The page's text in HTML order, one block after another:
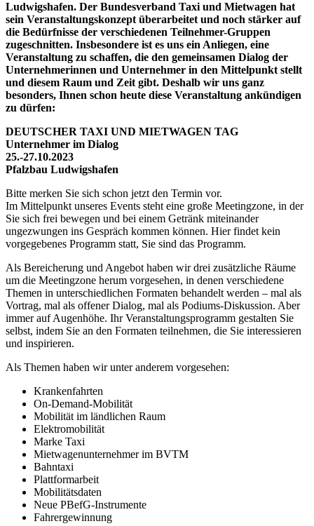
Ludwigshafen. Der Bundesverband Taxi und Mietwagen hat
sein Veranstaltungskonzept überarbeitet und noch stärker auf
die Bedürfnisse der verschiedenen Teilnehmer-Gruppen
zugeschnitten. Insbesondere ist es uns ein Anliegen, eine
Veranstaltung zu schaffen, die den gemeinsamen Dialog der
Unternehmerinnen und Unternehmer in den Mittelpunkt stellt
und diesem Raum und Zeit gibt. Deshalb wir uns ganz
besonders, Ihnen schon heute diese Veranstaltung ankündigen
zu dürfen:
DEUTSCHER TAXI UND MIETWAGEN TAG
Unternehmer im Dialog
25.-27.10.2023
Pfalzbau Ludwigshafen
Bitte merken Sie sich schon jetzt den Termin vor.
Im Mittelpunkt unseres Events steht eine große Meetingzone, in der
Sie sich frei bewegen und bei einem Getränk miteinander
ungezwungen ins Gespräch kommen können. Hier findet kein
vorgegebenes Programm statt, Sie sind das Programm.
Als Bereicherung und Angebot haben wir drei zusätzliche Räume
um die Meetingzone herum vorgesehen, in denen verschiedene
Themen in unterschiedlichen Formaten behandelt werden – mal als
Vortrag, mal als offener Dialog, mal als Podiums-Diskussion. Aber
immer auf Augenhöhe. Ihr Veranstaltungsprogramm gestalten Sie
selbst, indem Sie an den Formaten teilnehmen, die Sie interessieren
und inspirieren.
Als Themen haben wir unter anderem vorgesehen:
Krankenfahrten
On-Demand-Mobilität
Mobilität im ländlichen Raum
Elektromobilität
Marke Taxi
Mietwagenunternehmer im BVTM
Bahntaxi
Plattformarbeit
Mobilitätsdaten
Neue PBefG-Instrumente
Fahrergewinnung